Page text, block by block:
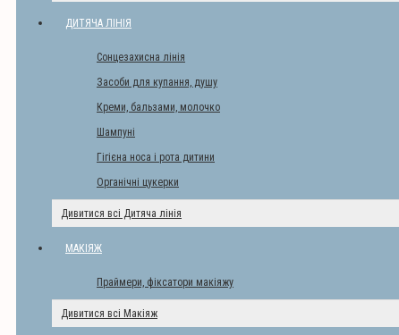
ДИТЯЧА ЛІНІЯ
Сонцезахисна лінія
Засоби для купання, душу
Креми, бальзами, молочко
Шампуні
Гігієна носа і рота дитини
Органічні цукерки
Дивитися всі Дитяча лінія
МАКІЯЖ
Праймери, фіксатори макіяжу
Дивитися всі Макіяж